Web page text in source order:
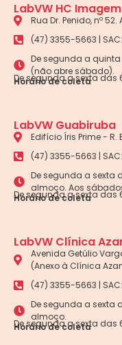
LabVW HC Imagem
Rua Dr. Penido, nº
(47) 3355-5663 |
De segunda a quinta
(não abre sábado).
Horário de coleta
De segunda a sexta das
LabVW Guabiruba
Edifício Íris Prime - R.
(47) 3355-5663 |
De segunda a sexta
almoço. Aos
Horário de coleta
De segunda a sexta das
LabVW Clínica
Avenida Getúlio
(Anexo à Clínica
(47) 3355-5663 |
De segunda a sexta
almoço.
Horário de coleta
De segunda a sexta das